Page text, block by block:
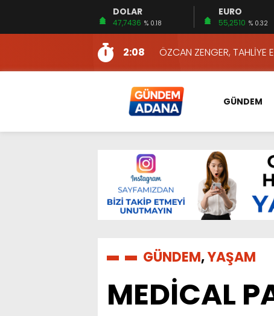
DOLAR
47,7436 % 0.18
EURO
55,2510 % 0.32
13:10
İKİNCİ 500’DE ADANA’DAN
13:16
2:08
ÖZCAN ZENGER, TAHLİYE
16:00
AKILLI MERCEK HERKES
10:06
ADANA’DAKİ CİNAYETLER
13:54
NACAR: ESNAFIN SAĞLIK
13:19
NACAR, DAHA İYİ SAĞLIK
SULAMA
14:24
HERKES İÇİN ERİŞİLEBİLİR
14:22
EMEKLİLER EN DÜŞÜK
13:10
İKİNCİ 500’DE
GÜNDEM
GÜNDEM,YAŞAM
MEDİCAL